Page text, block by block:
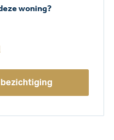
woning?
bezichtiging